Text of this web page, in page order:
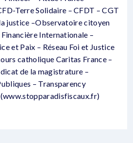
Terre Solidaire – CFDT – CGT
justice –Observatoire citoyen
Internationale –
et Paix – Réseau Foi et Justice
catholique Caritas France –
de la magistrature –
– Transparency